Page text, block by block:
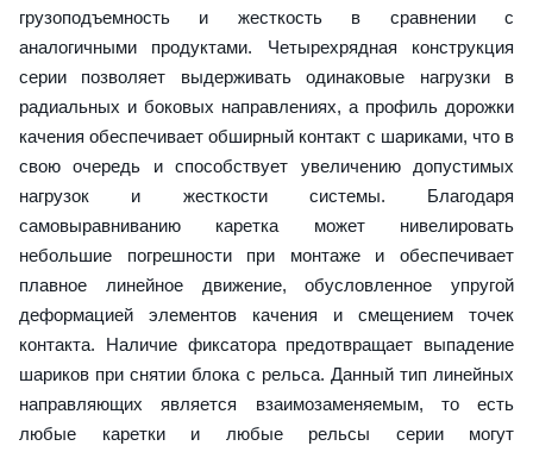
грузоподъемность и жесткость в сравнении с
аналогичными продуктами. Четырехрядная конструкция
серии позволяет выдерживать одинаковые нагрузки в
радиальных и боковых направлениях, а профиль дорожки
качения обеспечивает обширный контакт с шариками, что в
свою очередь и способствует увеличению допустимых
нагрузок и жесткости системы. Благодаря
самовыравниванию каретка может нивелировать
небольшие погрешности при монтаже и обеспечивает
плавное линейное движение, обусловленное упругой
деформацией элементов качения и смещением точек
контакта. Наличие фиксатора предотвращает выпадение
шариков при снятии блока с рельса. Данный тип линейных
направляющих является взаимозаменяемым, то есть
любые каретки и любые рельсы серии могут